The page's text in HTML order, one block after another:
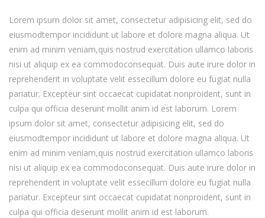
Lorem ipsum dolor sit amet, consectetur adipisicing elit, sed do
eiusmodtempor incididunt ut labore et dolore magna aliqua. Ut
enim ad minim veniam,quis nostrud exercitation ullamco laboris
nisi ut aliquip ex ea commodoconsequat. Duis aute irure dolor in
reprehenderit in voluptate velit essecillum dolore eu fugiat nulla
pariatur. Excepteur sint occaecat cupidatat nonproident, sunt in
culpa qui officia deserunt mollit anim id est laborum. Lorem
ipsum dolor sit amet, consectetur adipisicing elit, sed do
eiusmodtempor incididunt ut labore et dolore magna aliqua. Ut
enim ad minim veniam,quis nostrud exercitation ullamco laboris
nisi ut aliquip ex ea commodoconsequat. Duis aute irure dolor in
reprehenderit in voluptate velit essecillum dolore eu fugiat nulla
pariatur. Excepteur sint occaecat cupidatat nonproident, sunt in
culpa qui officia deserunt mollit anim id est laborum.